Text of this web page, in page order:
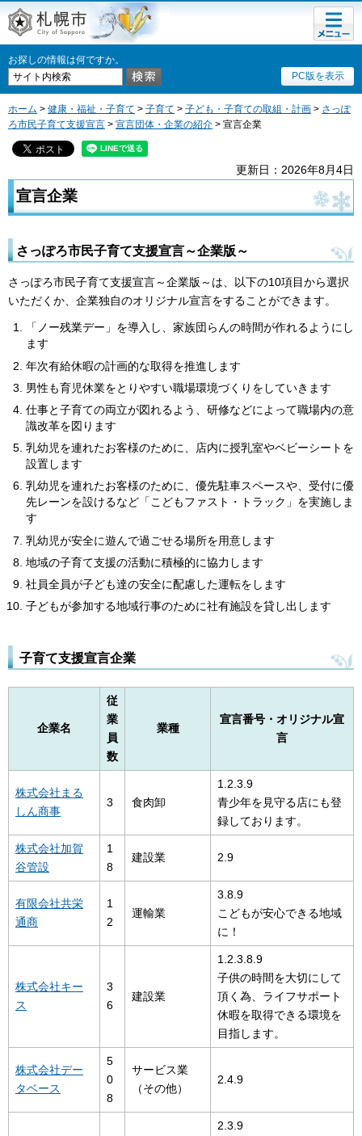
札幌市
お探しの情報は何ですか。
PC版を表示
メニュ
ー
ホーム > 健康・福祉・子育て > 子育て > 子ども・子育ての取組・計画 > さっぽ
ろ市民子育て支援宣言 > 宣言団体・企業の紹介 > 宣言企業
更新日：2026年8月4日
宣言企業
さっぽろ市民子育て支援宣言～企業版～
さっぽろ市民子育て支援宣言～企業版～は、以下の10項目から選択
いただくか、企業独自のオリジナル宣言をすることができます。
「ノー残業デー」を導入し、家族団らんの時間が作れるようにし
ます
年次有給休暇の計画的な取得を推進します
男性も育児休業をとりやすい職場環境づくりをしていきます
仕事と子育ての両立が図れるよう、研修などによって職場内の意
識改革を図ります
乳幼児を連れたお客様のために、店内に授乳室やベビーシートを
設置します
乳幼児を連れたお客様のために、優先駐車スペースや、受付に優
先レーンを設けるなど「こどもファスト・トラック」を実施しま
す
乳幼児が安全に遊んで過ごせる場所を用意します
地域の子育て支援の活動に積極的に協力します
社員全員が子ども達の安全に配慮した運転をします
子どもが参加する地域行事のために社有施設を貸し出します
子育て支援宣言企業
企業名
従
業
員
数
業種
宣言番号・オリジナル宣
言
株式会社まる
しん商事
3 食肉卸
1.2.3.9
青少年を見守る店にも登
録しております。
株式会社加賀
谷管設
1
8
建設業 2.9
有限会社共栄
通商
1
2
運輸業
3.8.9
こどもが安心できる地域
に！
株式会社キー
ス
3
6
建設業
1.2.3.8.9
子供の時間を大切にして
頂く為、ライフサポート
休暇を取得できる環境を
目指します。
株式会社デー
タベース
5
0
8
サービス業
（その他）
2.4.9
2.3.9